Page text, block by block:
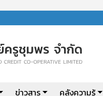
ข่าวสาร คลังความรู้